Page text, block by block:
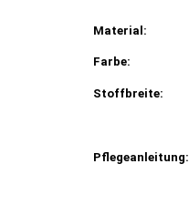
Material:
Farbe:
Stoffbreite:
Pflegeanleitung: